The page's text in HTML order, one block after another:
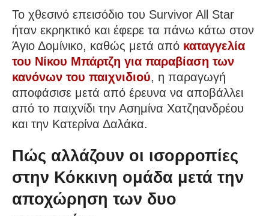
Το χθεσινό επεισόδιο του Survivor All Star
ήταν εκρηκτικό και έφερε τα πάνω κάτω στον
Άγιο Δομίνικο, καθώς μετά από καταγγελία
του Νίκου Μπάρτζη για παραβίαση των
κανόνων του παιχνιδιού, η παραγωγή
αποφάσισε μετά από έρευνα να αποβάλλει
από το παιχνίδι την Ασημίνα Χατζηανδρέου
και την Κατερίνα Δαλάκα.
Πώς αλλάζουν οι ισορροπίες
στην Κόκκινη ομάδα μετά την
αποχώρηση των δυο